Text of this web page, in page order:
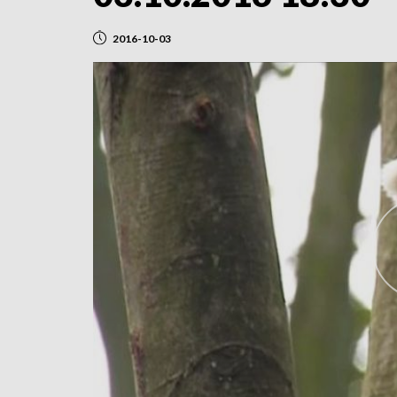
2016-10-03